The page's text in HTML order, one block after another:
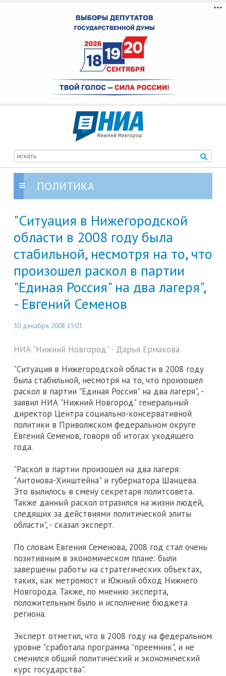
ПОЛИТИКА
"Ситуация в Нижегородской
области в 2008 году была
стабильной, несмотря на то, что
произошел раскол в партии
"Единая Россия" на два лагеря",
- Евгений Семенов
30 декабря 2008 15:03
НИА "Нижний Новгород" - Дарья Ермакова
"Ситуация в Нижегородской области в 2008 году
была стабильной, несмотря на то, что произошел
раскол в партии "Единая Россия" на два лагеря", -
заявил НИА "Нижний Новгород" генеральный
директор Центра социально-консервативной
политики в Приволжском федеральном округе
Евгений Семенов, говоря об итогах уходящего
года.
"Раскол в партии произошел на два лагеря:
"Антонова-Хинштейна" и губернатора Шанцева.
Это вылилось в смену секретаря политсовета.
Также данный раскол отразился на жизни людей,
следящих за действиями политической элиты
области", - сказал эксперт.
По словам Евгения Семенова, 2008 год стал очень
позитивным в экономическом плане: были
завершены работы на стратегических объектах,
таких, как метромост и Южный обход Нижнего
Новгорода. Также, по мнению эксперта,
положительным было и исполнение бюджета
региона.
Эксперт отметил, что в 2008 году на федеральном
уровне "сработала программа "преемник", и не
сменился общий политический и экономический
курс государства".